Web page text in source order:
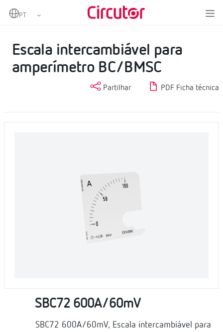
Home Instrumentação analógica
Escala intercambiável para
amperímetro BC/BMSC
Partilhar PDF Ficha técnica
SBC72 600A/60mV
SBC72 600A/60mV, Escala intercambiável para